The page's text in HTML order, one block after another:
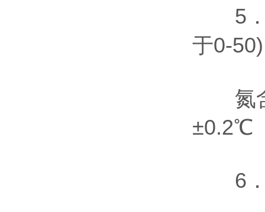
5．
于0-50)
氮含
±0.2℃
6．